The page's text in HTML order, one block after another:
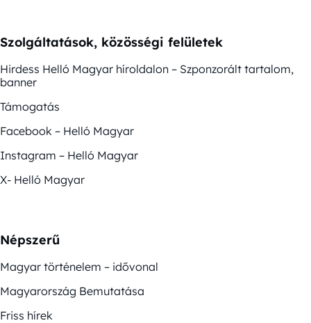
Szolgáltatások, közösségi felületek
Hirdess Helló Magyar híroldalon – Szponzorált tartalom,
banner
Támogatás
Facebook – Helló Magyar
Instagram – Helló Magyar
X- Helló Magyar
Népszerű
Magyar történelem – idővonal
Magyarország Bemutatása
Friss hírek